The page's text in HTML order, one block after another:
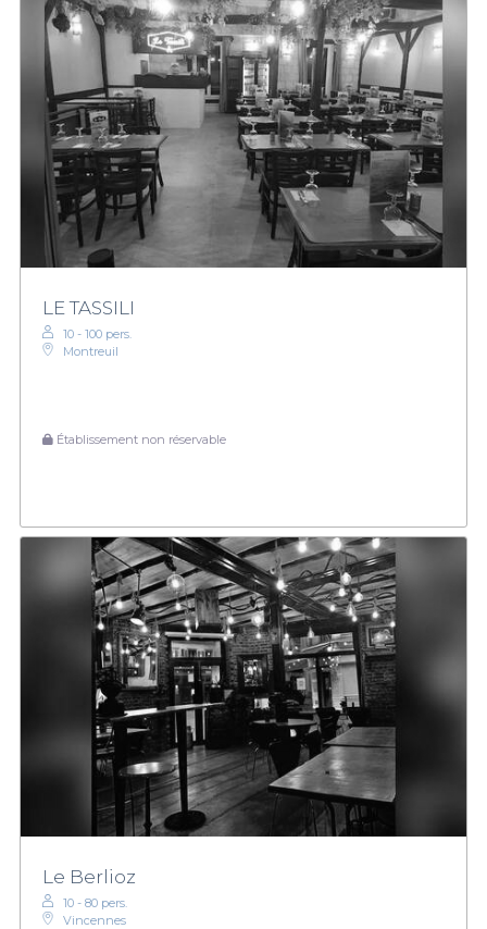
LE TASSILI
10 - 100 pers.
Montreuil
Établissement non réservable
Le Berlioz
10 - 80 pers.
Vincennes